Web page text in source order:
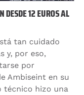
12 EUROS AL
tan cuidado
y, por eso,
por
Ambiseint en su
técnico hizo una